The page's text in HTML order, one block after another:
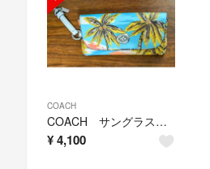
COACH
COACH サングラスケース
¥4,100